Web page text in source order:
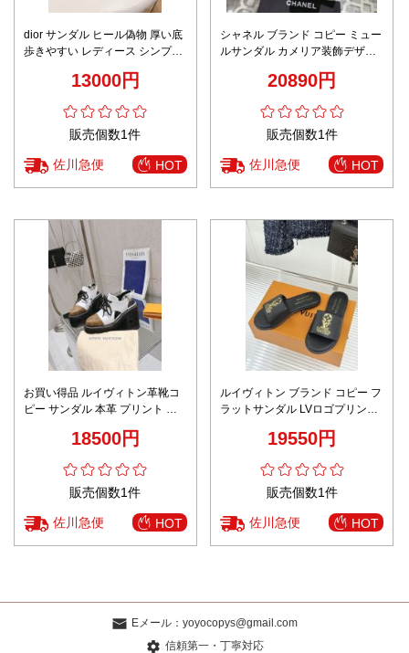
dior サンダル ヒール偽物 厚い底
歩きやすい レディース シンプル
13000円
販売個数1件
佐川急便 HOT
シャネル ブランド コピー ミュー
ルサンダル カメリア装飾デザイ
20890円
販売個数1件
佐川急便 HOT
お買い得品 ルイヴィトン革靴コ
ピー サンダル 本革 プリント 高
18500円
販売個数1件
佐川急便 HOT
ルイヴィトン ブランド コピー フ
ラットサンダル LVロゴプリント
19550円
販売個数1件
佐川急便 HOT
Eメール： yoyocopys@gmail.com
信頼第一・丁寧対応